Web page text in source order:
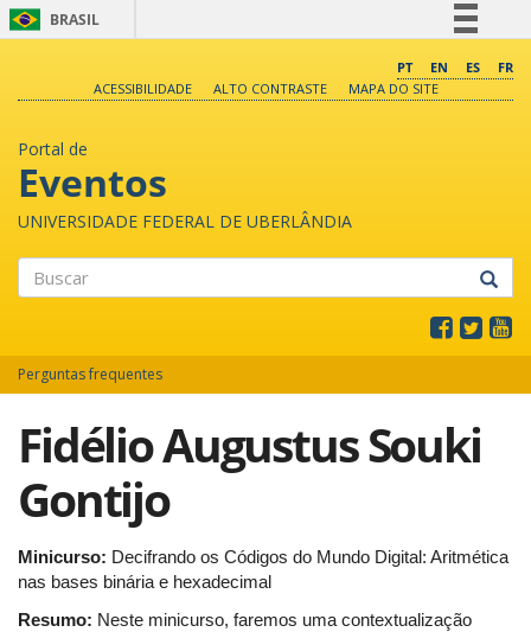
BRASIL
Comunica BR
PT EN ES
FR
ACESSIBILIDADE
ALTO CONTRASTE MAPA DO SITE
Portal de
Eventos
UNIVERSIDADE FEDERAL DE UBERLÂNDIA
Perguntas frequentes
Fidélio Augustus Souki
Gontijo
Minicurso: Decifrando os Códigos do Mundo Digital: Aritmética
nas bases binária e hexadecimal
Resumo: Neste minicurso, faremos uma contextualização